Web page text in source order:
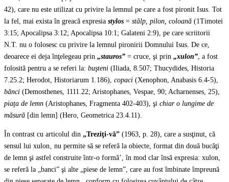
42), care nu este utilizat cu privire la lemnul pe care a fost pironit Isus. Tot
la fel, mai exista în greacă expresia stylos = stâlp, pilon, coloană (1Timotei
3:15; Apocalipsa 3:12; Apocalipsa 10:1; Galateni 2:9), pe care scriitorii
N.T. nu o folosesc cu privire la lemnul pironirii Domnului Isus. De ce,
deoarece ei deja înţelegeau prin „stauros” = cruce, şi prin „xulon”, a fost
folosită pentru a se referi la: buşteni (Iliada, 8.507; Thucydides, Historia
7.25.2; Herodot, Historiarum 1.186), copaci (Xenophon, Anabasis 6.4-5),
bănci (Demosthenes, 1111.22; Aristophanes, Vespae, 90; Acharnenses, 25),
piaţa de lemn (Aristophanes, Fragmenta 402-403), şi chiar o lungime de
măsură [din lemn] (Hero, Geometrica 23.4.11).
În contrast cu articolul din „Treziţi-vă” (1963, p. 28), care a susţinut, că
sensul lui xulon‚ nu permite să se referă la obiecte, format din două bucăţi
de lemn şi astfel construite într-o formă’, în mod clar însă expresia: xulon,
se referă la „banci” şi alte „piese de lemn”, care au fost îmbinate împreună